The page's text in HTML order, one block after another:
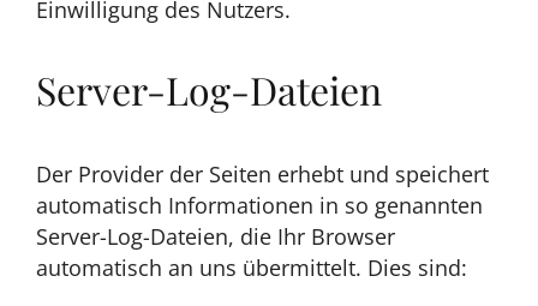
Einwilligung des Nutzers.
Server-Log-Dateien
Der Provider der Seiten erhebt und speichert
automatisch Informationen in so genannten
Server-Log-Dateien, die Ihr Browser
automatisch an uns übermittelt. Dies sind: